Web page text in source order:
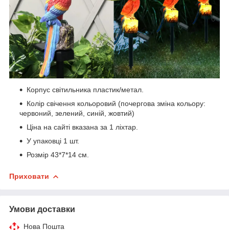
Корпус світильника пластик/метал.
Колір свічення кольоровий (почергова зміна кольору:
червоний, зелений, синій, жовтий)
Ціна на сайті вказана за 1 ліхтар.
У упаковці 1 шт.
Розмір 43*7*14 см.
Приховати
Умови доставки
Нова Пошта